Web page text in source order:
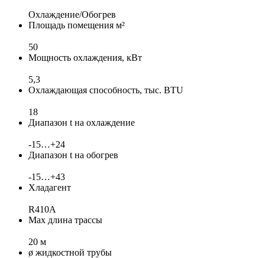
Охлаждение/Обогрев
Площадь помещения м²
50
Мощность охлаждения, кВт
5,3
Охлаждающая способность, тыс. BTU
18
Диапазон t на охлаждение
-15…+24
Диапазон t на обогрев
-15…+43
Хладагент
R410A
Max длина трассы
20 м
ø жидкостной трубы